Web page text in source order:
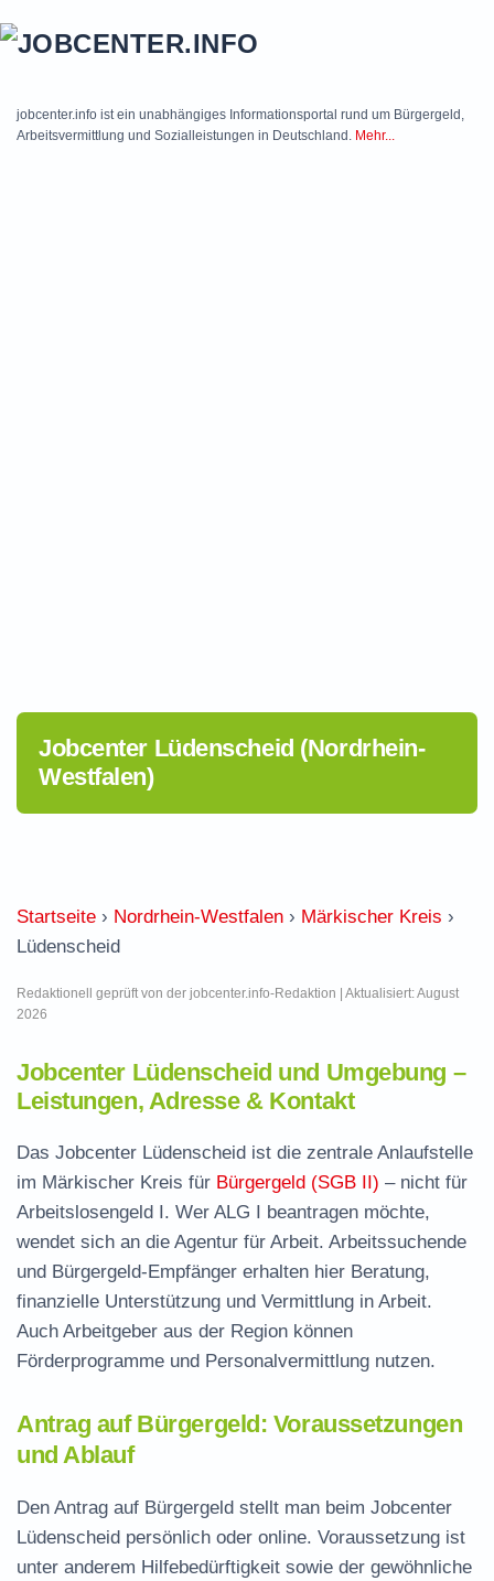
jobcenter.info ist ein unabhängiges Informationsportal rund um Bürgergeld,
Arbeitsvermittlung und Sozialleistungen in Deutschland. Mehr...
Jobcenter Lüdenscheid (Nordrhein-
Westfalen)
Startseite › Nordrhein-Westfalen › Märkischer Kreis ›
Lüdenscheid
Redaktionell geprüft von der jobcenter.info-Redaktion | Aktualisiert: August
2026
Jobcenter Lüdenscheid und Umgebung –
Leistungen, Adresse & Kontakt
Das Jobcenter Lüdenscheid ist die zentrale Anlaufstelle
im Märkischer Kreis für Bürgergeld (SGB II) – nicht für
Arbeitslosengeld I. Wer ALG I beantragen möchte,
wendet sich an die Agentur für Arbeit. Arbeitssuchende
und Bürgergeld-Empfänger erhalten hier Beratung,
finanzielle Unterstützung und Vermittlung in Arbeit.
Auch Arbeitgeber aus der Region können
Förderprogramme und Personalvermittlung nutzen.
Antrag auf Bürgergeld: Voraussetzungen
und Ablauf
Den Antrag auf Bürgergeld stellt man beim Jobcenter
Lüdenscheid persönlich oder online. Voraussetzung ist
unter anderem Hilfebedürftigkeit sowie der gewöhnliche